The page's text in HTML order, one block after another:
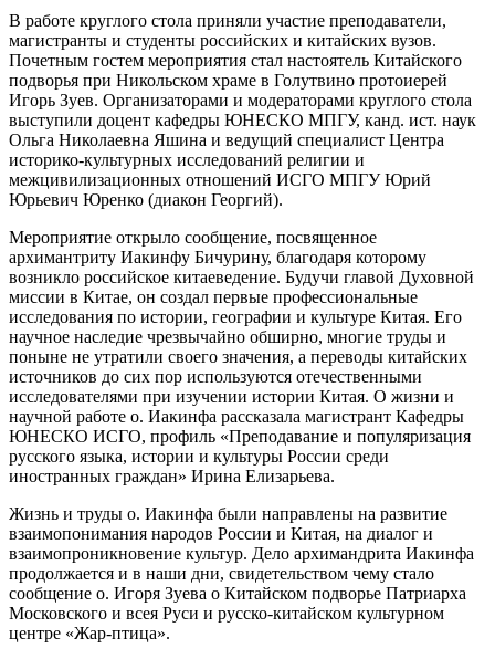
В работе круглого стола приняли участие преподаватели,
магистранты и студенты российских и китайских вузов.
Почетным гостем мероприятия стал настоятель Китайского
подворья при Никольском храме в Голутвино протоиерей
Игорь Зуев. Организаторами и модераторами круглого стола
выступили доцент кафедры ЮНЕСКО МПГУ, канд. ист. наук
Ольга Николаевна Яшина и ведущий специалист Центра
историко-культурных исследований религии и
межцивилизационных отношений ИСГО МПГУ Юрий
Юрьевич Юренко (диакон Георгий).
Мероприятие открыло сообщение, посвященное
архимантриту Иакинфу Бичурину, благодаря которому
возникло российское китаеведение. Будучи главой Духовной
миссии в Китае, он создал первые профессиональные
исследования по истории, географии и культуре Китая. Его
научное наследие чрезвычайно обширно, многие труды и
поныне не утратили своего значения, а переводы китайских
источников до сих пор используются отечественными
исследователями при изучении истории Китая. О жизни и
научной работе о. Иакинфа рассказала магистрант Кафедры
ЮНЕСКО ИСГО, профиль «Преподавание и популяризация
русского языка, истории и культуры России среди
иностранных граждан» Ирина Елизарьева.
Жизнь и труды о. Иакинфа были направлены на развитие
взаимопонимания народов России и Китая, на диалог и
взаимопроникновение культур. Дело архимандрита Иакинфа
продолжается и в наши дни, свидетельством чему стало
сообщение о. Игоря Зуева о Китайском подворье Патриарха
Московского и всея Руси и русско-китайском культурном
центре «Жар-птица».